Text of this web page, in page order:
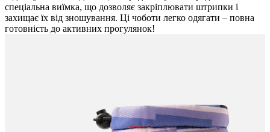
спеціальна виїмка, що дозволяє закріплювати штрипки і
захищає їх від зношування. Ці чоботи легко одягати – повна
готовність до активних прогулянок!